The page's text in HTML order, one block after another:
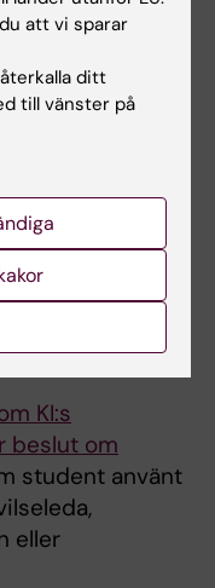
utbildningen
viktig roll för
studenten
universitetet
KI:s
beslut om
student använt
eller
att vi sparar
ditt
till vänster på